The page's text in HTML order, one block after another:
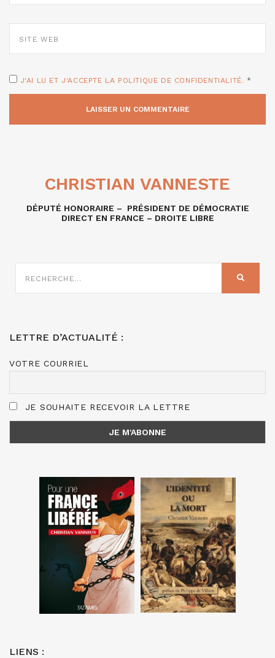
WEB
J'AI LU ET J'ACCEPTE LA POLITIQUE DE CONFIDENTIALITÉ. *
CHRISTIAN VANNESTE
DÉPUTÉ HONORAIRE – PRÉSIDENT DE DÉMOCRATIE
DIRECT EN FRANCE – DROITE LIBRE
SUR
LETTRE D’ACTUALITÉ :
VOTRE COURRIEL
JE SOUHAITE RECEVOIR LA LETTRE
LIENS :